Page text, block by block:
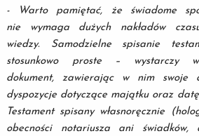
- Warto pamiętać, że świadome
nie wymaga dużych nakładów
wiedzy. Samodzielne spisanie
stosunkowo proste – wystarczy
dokument, zawierając w nim swoje
dyspozycje dotyczące majątku oraz
Testament spisany własnoręcznie
obecności notariusza ani